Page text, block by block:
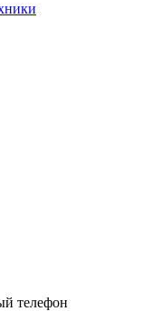
телефон